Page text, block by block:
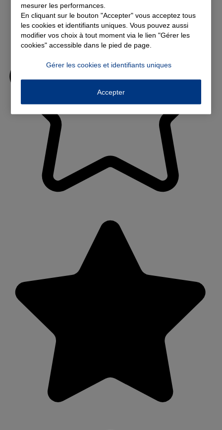
mesurer les performances.
En cliquant sur le bouton "Accepter" vous acceptez tous
les cookies et identifiants uniques. Vous pouvez aussi
modifier vos choix à tout moment via le lien "Gérer les
cookies" accessible dans le pied de page.
Gérer les cookies et identifiants uniques
Accepter